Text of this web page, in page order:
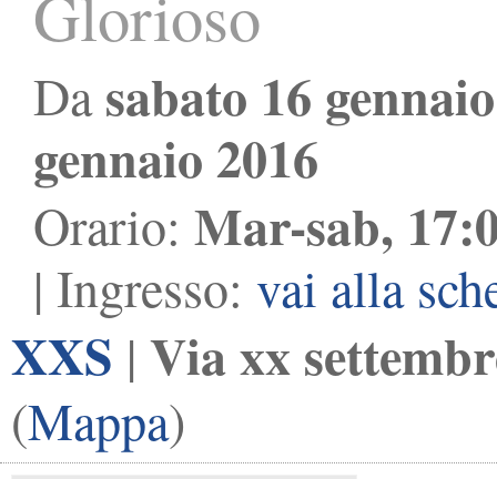
Dasabato 16
gennaio 2016
Orario: Mar-sab,
| Ingresso: vai alla
XXS | Via xx
(Mappa)